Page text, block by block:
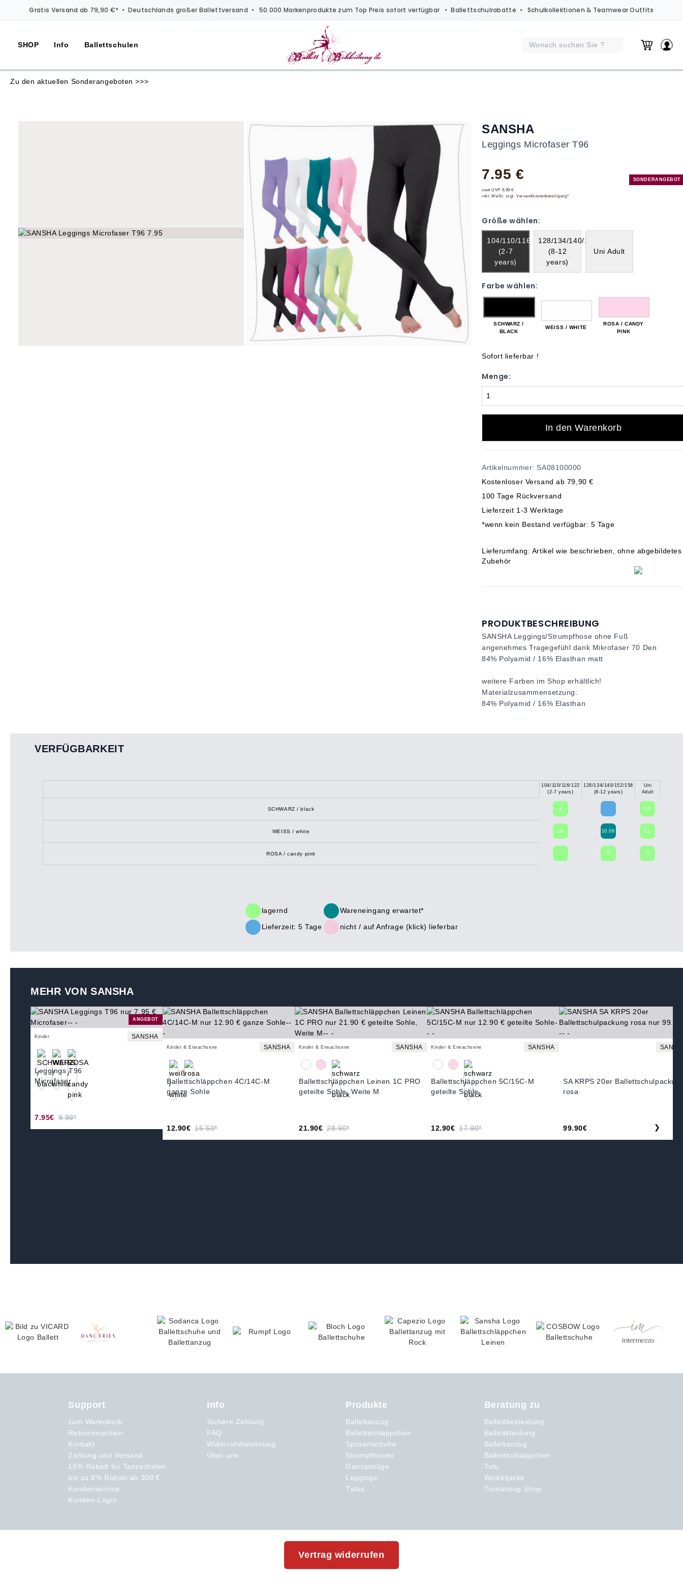
Gratis Versand ab 79,90 €* • Deutschlands großer Ballettversand • 50.000 Markenprodukte zum Top Preis sofort verfügbar •Ballettschulrabatte • Schulkollektionen & Teamwear Outfits
SHOP Info Ballettschulen
Zu den aktuellen Sonderangeboten >>>
SONDERANGEBOT
SANSHA
Leggings Microfaser T96
7.95 €
statt UVP 9,99 €
inkl. MwSt. zzgl. Versandkostenbeteiligung*
Größe wählen:
104/110/116/122
(2-7
years)
128/134/140/152/158
(8-12
years)
Uni Adult
Farbe wählen:
SCHWARZ /
BLACK
WEISS / WHITE
ROSA / CANDY
PINK
Sofort lieferbar !
Menge:
In den Warenkorb
Artikelnummer: SA08100000
Kostenloser Versand ab 79,90 €
100 Tage Rückversand
Lieferzeit 1-3 Werktage
*wenn kein Bestand verfügbar: 5 Tage
Lieferumfang: Artikel wie beschrieben, ohne abgebildetes
Zubehör
PRODUKTBESCHREIBUNG
SANSHA Leggings/Strumpfhose ohne Fuß
angenehmes Tragegefühl dank Mikrofaser 70 Den
84% Polyamid / 16% Elasthan matt
weitere Farben im Shop erhältlich!
Materialzusammensetzung:
84% Polyamid / 16% Elasthan
VERFÜGBARKEIT
104/110/116/122
(2-7 years)
128/134/140/152/158
(8-12 years)
Uni
Adult
SCHWARZ / black 4 13
WEISS / white 10 10.08 13
ROSA / candy pink 8 15
lagernd
Wareneingang erwartet*
Lieferzeit: 5 Tage
nicht / auf Anfrage (klick) lieferbar
MEHR VON SANSHA
ANGEBOT
Kinder SANSHA
Leggings T96
Microfaser
7.95€ 9.99*
Kinder & Erwachsene SANSHA
Ballettschläppchen 4C/14C-M
ganze Sohle
12.90€ 15.50*
Kinder & Erwachsene SANSHA
Ballettschläppchen Leinen 1C PRO
geteilte Sohle, Weite M
21.90€ 28.90*
Kinder & Erwachsene SANSHA
Ballettschläppchen 5C/15C-M
geteilte Sohle
12.90€ 17.90*
SA KRPS 20er
rosa
99.90€ ❯
Support
zum Warenkorb
Retourenschein
Kontakt
Zahlung und Versand
15% Rabatt für Tanzschulen
bis zu 8% Rabatt ab 300 €
Kundenservice
Kunden-Login
Info
Sichere Zahlung
FAQ
Widerrufsbelehrung
Über uns
Produkte
Ballettanzug
Ballettschläppchen
Spitzenschuhe
Strumpfhosen
Ganzanzüge
Leggings
Tutus
Beratung zu
Ballettbekleidung
Ballettkleidung
Ballettanzug
Ballettschläppchen
Tutu
Wickeljacke
Turnanzug Shop
Vertrag widerrufen